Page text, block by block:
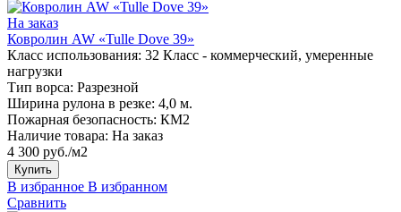
На заказ
Ковролин AW «Tulle Dove 39»
Класс использования: 32 Класс - коммерческий, умеренные
нагрузки
Тип ворса: Разрезной
Ширина рулона в резке: 4,0 м.
Пожарная безопасность: КМ2
Наличие товара: На заказ
4 300 руб./м2
Купить
В избранное В избранном
Сравнить